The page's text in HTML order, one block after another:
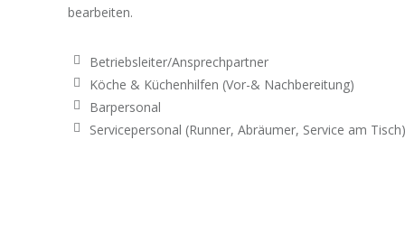
bearbeiten.
Betriebsleiter/Ansprechpartner
Köche & Küchenhilfen (Vor-& Nachbereitung)
Barpersonal
Servicepersonal (Runner, Abräumer, Service am Tisch)